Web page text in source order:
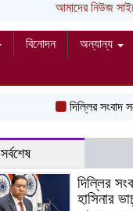
আমাদের নিউজ
বিনোদন
অন্যান্য
দিল্লির সংবাদ
সর্বশেষ
দিল্লির
হাসিনার